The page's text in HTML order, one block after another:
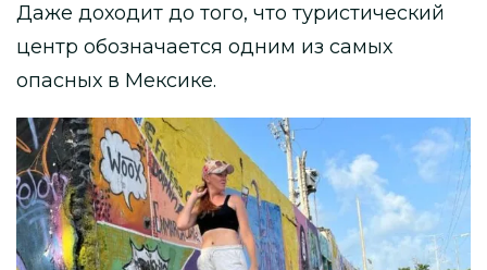
Даже доходит до того, что туристический
центр обозначается одним из самых
опасных в Мексике.